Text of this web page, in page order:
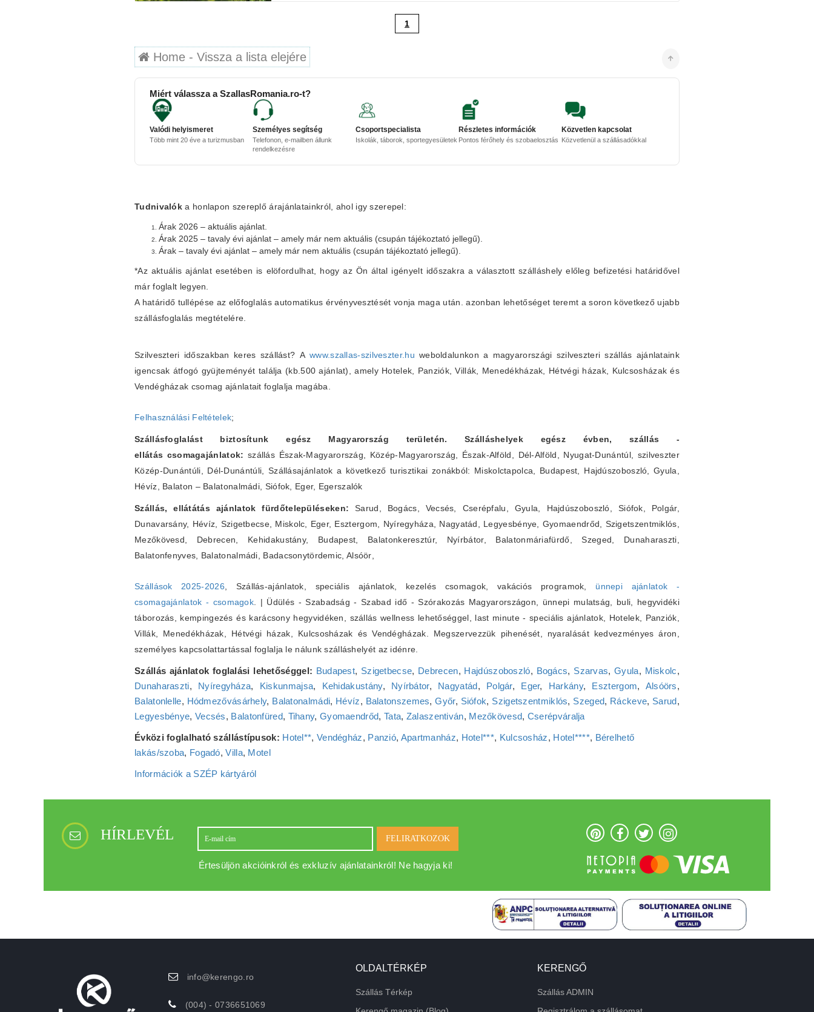
1
Home - Vissza a lista elejére
Miért válassza a SzallasRomania.ro-t?
Valódi helyismeret
Több mint 20 éve a turizmusban
Személyes segítség
Telefonon, e-mailben állunk
rendelkezésre
Csoportspecialista
Iskolák, táborok, sportegyesületek
Részletes információk
Pontos férőhely és szobaelosztás
Közvetlen kapcsolat
Közvetlenül a szállásadókkal
Tudnivalók a honlapon szereplő árajánlatainkról, ahol igy szerepel:
Árak 2026 – aktuális ajánlat.
Árak 2025 – tavaly évi ajánlat – amely már nem aktuális (csupán tájékoztató jellegű).
Árak – tavaly évi ajánlat – amely már nem aktuális (csupán tájékoztató jellegű).
*Az aktuális ajánlat esetében is elöfordulhat, hogy az Ön által igényelt időszakra a választott szálláshely előleg befizetési határidővel
már foglalt legyen.
A határidő tullépése az előfoglalás automatikus érvényvesztését vonja maga után. azonban lehetőséget teremt a soron következő ujabb
szállásfoglalás megtételére.
Szilveszteri időszakban keres szállást? A www.szallas-szilveszter.hu weboldalunkon a magyarországi szilveszteri szállás ajánlataink
igencsak átfogó gyüjteményét találja (kb.500 ajánlat), amely Hotelek, Panziók, Villák, Menedékházak, Hétvégi házak, Kulcsosházak és
Vendégházak csomag ajánlatait foglalja magába.
Felhasználási Feltételek;
Szállásfoglalást biztosítunk egész Magyarország területén. Szálláshelyek egész évben, szállás -
ellátás csomagajánlatok: szállás Észak-Magyarország, Közép-Magyarország, Észak-Alföld, Dél-Alföld, Nyugat-Dunántúl, szilveszter
Közép-Dunántúli, Dél-Dunántúli, Szállásajánlatok a következő turisztikai zonákból: Miskolctapolca, Budapest, Hajdúszoboszló, Gyula,
Hévíz, Balaton – Balatonalmádi, Siófok, Eger, Egerszalók
Szállás, ellátátás ajánlatok fürdőtelepüléseken:Sarud, Bogács, Vecsés, Cserépfalu, Gyula, Hajdúszoboszló, Siófok, Polgár,
Dunavarsány, Hévíz, Szigetbecse, Miskolc, Eger, Esztergom, Nyíregyháza, Nagyatád, Legyesbénye, Gyomaendrőd, Szigetszentmiklós,
Mezőkövesd, Debrecen, Kehidakustány, Budapest, Balatonkeresztúr, Nyírbátor, Balatonmáriafürdő, Szeged, Dunaharaszti,
Balatonfenyves, Balatonalmádi, Badacsonytördemic, Alsóör,
Szállások 2025-2026, Szállás-ajánlatok, speciális ajánlatok, kezelés csomagok, vakációs programok, ünnepi ajánlatok -
csomagajánlatok - csomagok. | Üdülés - Szabadság - Szabad idő - Szórakozás Magyarországon, ünnepi mulatság, buli, hegyvidéki
táborozás, kempingezés és karácsony hegyvidéken, szállás wellness lehetőséggel, last minute - speciális ajánlatok, Hotelek, Panziók,
Villák, Menedékházak, Hétvégi házak, Kulcsosházak és Vendégházak. Megszervezzük pihenését, nyaralását kedvezményes áron,
személyes kapcsolattartással foglalja le nálunk szálláshelyét az idénre.
Szállás ajánlatok foglalási lehetőséggel: Budapest, Szigetbecse, Debrecen, Hajdúszoboszló, Bogács, Szarvas,Gyula, Miskolc,
Dunaharaszti, Nyíregyháza, Kiskunmajsa, Kehidakustány, Nyírbátor, Nagyatád, Polgár, Eger, Harkány, Esztergom, Alsóörs,
Balatonlelle, Hódmezővásárhely, Balatonalmádi, Hévíz, Balatonszemes,Győr, Siófok, Szigetszentmiklós, Szeged, Ráckeve, Sarud,
Legyesbénye, Vecsés, Balatonfüred, Tihany, Gyomaendrőd, Tata, Zalaszentiván, Mezőkövesd, Cserépváralja
Évközi foglalható szállástípusok: Hotel**, Vendégház, Panzió, Apartmanház, Hotel***, Kulcsosház, Hotel****, Bérelhető
lakás/szoba, Fogadó,Villa, Motel
Információk a SZÉP kártyáról
HÍRLEVÉL FELIRATKOZOK
Értesüljön akcióinkról és exkluzív ajánlatainkról! Ne hagyja ki!
info@kerengo.ro
(004) - 0736651069
OLDALTÉRKÉP
Szállás Térkép
KERENGŐ
Szállás ADMIN